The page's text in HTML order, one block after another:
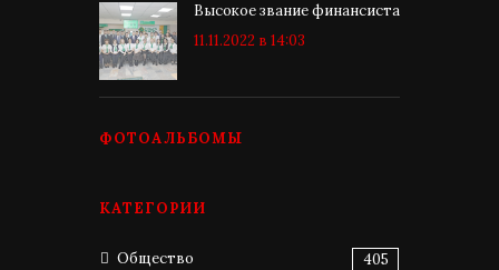
Высокое звание финансиста
11.11.2022 в 14:03
ФОТОАЛЬБОМЫ
КАТЕГОРИИ
Общество 405